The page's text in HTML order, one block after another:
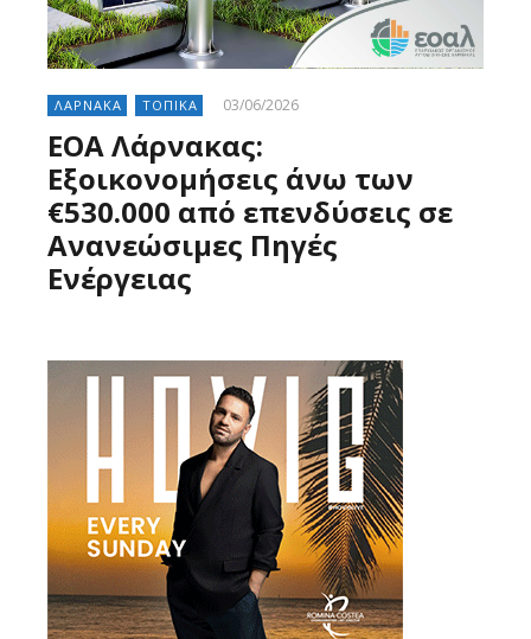
ΛΑΡΝΑΚΑ ΤΟΠΙΚΑ 03/06/2026
ΕΟΑ Λάρνακας:
Εξοικονομήσεις άνω των
€530.000 από επενδύσεις σε
Ανανεώσιμες Πηγές
Ενέργειας